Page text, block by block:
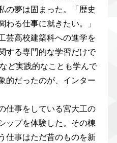
の夢は固まった。「歴史
わる仕事に就きたい。」
芸高校建築科への進学を
する専門的な学習だけで
ど実践的なことも学んで
的だったのが、インター
仕事をしている宮大工の
ップを体験した。その棟
仕事はただ昔のものを新